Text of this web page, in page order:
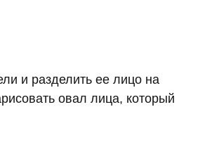
и разделить ее лицо на
овал лица, который